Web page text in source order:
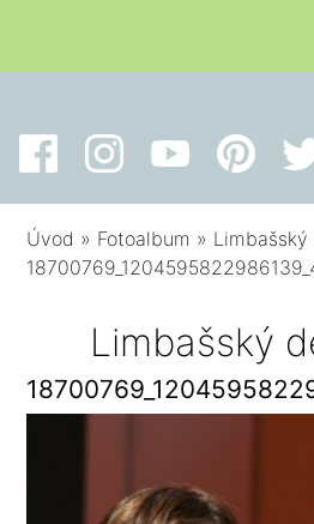
Úvod » Fotoalbum » Limbašský
Limbašský